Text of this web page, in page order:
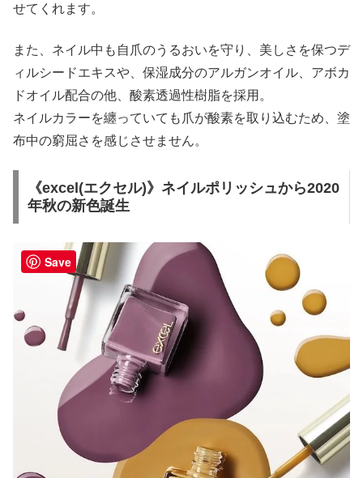
せてくれます。
また、ネイル中も自爪のうるおいを守り、美しさを保つデ
ィルシードエキスや、保湿成分のアルガンオイル、アボカ
ドオイル配合の他、酸素透過性樹脂を採用。
ネイルカラーを纏っていても爪が酸素を取り込むため、塗
布中の窮屈さを感じさせません。
《excel(エクセル)》ネイルポリッシュから2020
年秋の新色誕生
Save